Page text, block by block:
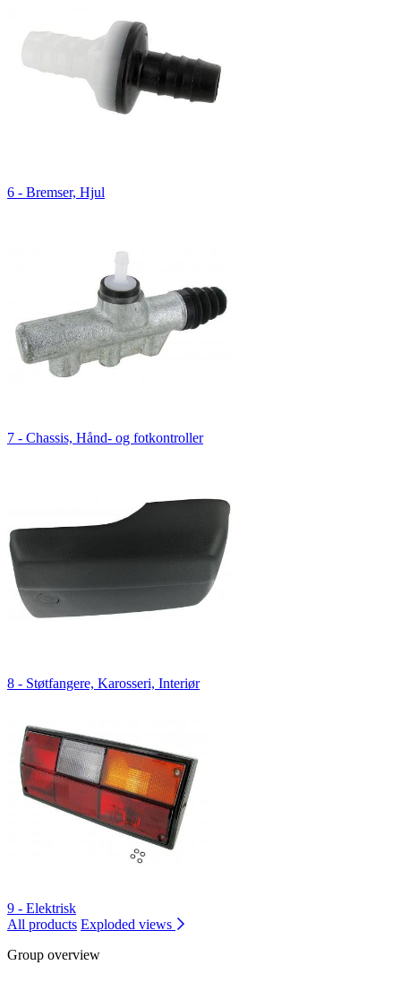
6 - Bremser, Hjul
7 - Chassis, Hånd- og fotkontroller
8 - Støtfangere, Karosseri, Interiør
9 - Elektrisk
All products Exploded views
Group overview